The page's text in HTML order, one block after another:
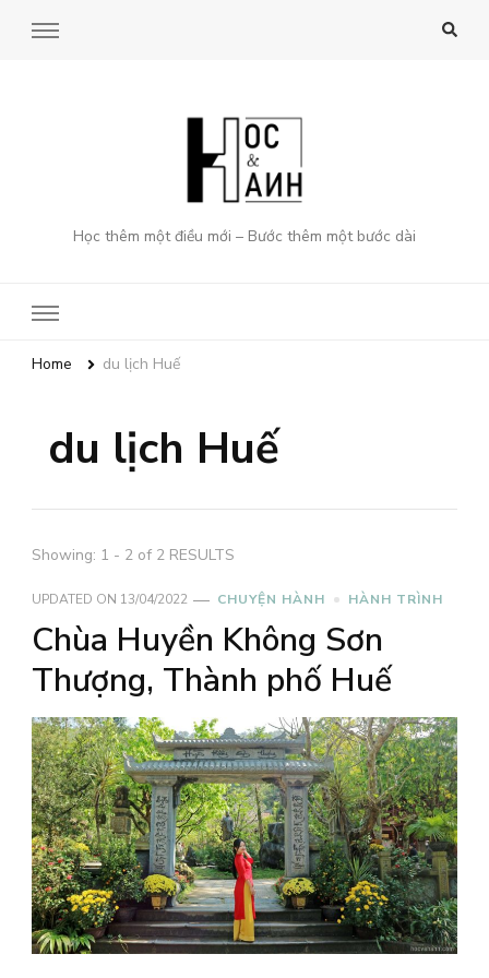
Học thêm một điều mới – Bước thêm một bước dài
Home du lịch Huế
du lịch Huế
Showing: 1 - 2 of 2 RESULTS
UPDATED ON 13/04/2022 CHUYỆN HÀNH HÀNH TRÌNH
Chùa Huyền Không Sơn
Thượng, Thành phố Huế